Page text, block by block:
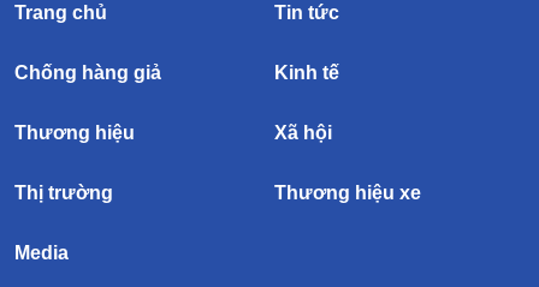
Trang chủ Tin tức
Chống hàng giả Kinh tế
Thương hiệu Xã hội
Thị trường Thương hiệu xe
Media